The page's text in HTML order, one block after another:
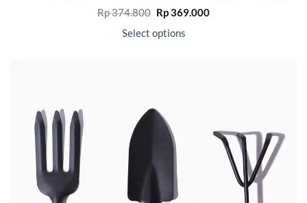
Rp374.800 Original
price
was:
Rp 374.800.
Rp369.000Current
Select options